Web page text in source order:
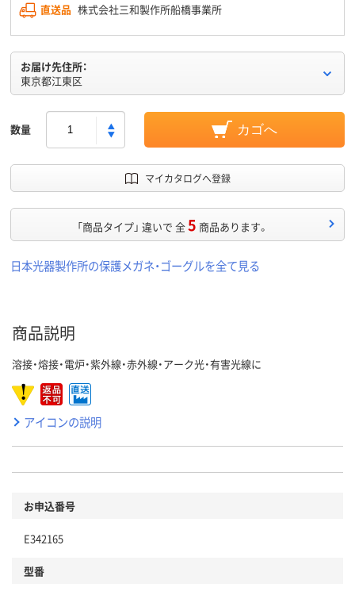
直送品 株式会社三和製作所船橋事業所
お届け先住所：
東京都江東区
数量 カゴへ
マイカタログへ登録
「商品タイプ」 違いで 全5 商品あります。
日本光器製作所の保護メガネ・ゴーグルを全て見る
商品説明
溶接・熔接・電炉・紫外線・赤外線・アーク光・有害光線に
アイコンの説明
お申込番号
E342165
型番